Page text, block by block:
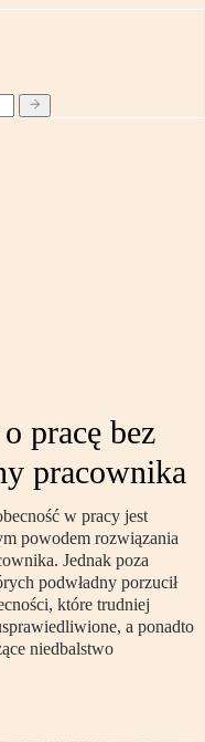
pracę bez
pracownika
w pracy jest
powodem rozwiązania
Jednak poza
podwładny porzucił
które trudniej
a ponadto
niedbalstwo